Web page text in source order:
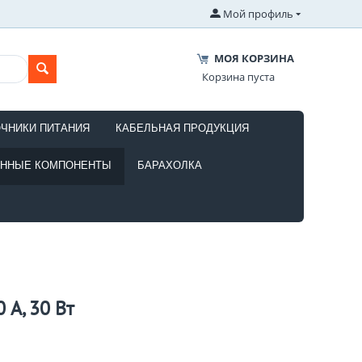
Мой профиль
МОЯ КОРЗИНА
Корзина пуста
ПИТАНИЯ КАБЕЛЬНАЯ ПРОДУКЦИЯ
КОМПОНЕНТЫ БАРАХОЛКА
А, 30 Вт